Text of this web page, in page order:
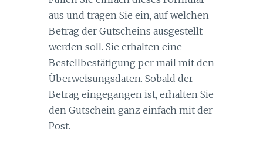
aus und tragen Sie ein, auf welchen
Betrag der Gutscheins ausgestellt
werden soll. Sie erhalten eine
Bestellbestätigung per mail mit den
Überweisungsdaten. Sobald der
Betrag eingegangen ist, erhalten Sie
den Gutschein ganz einfach mit der
Post.